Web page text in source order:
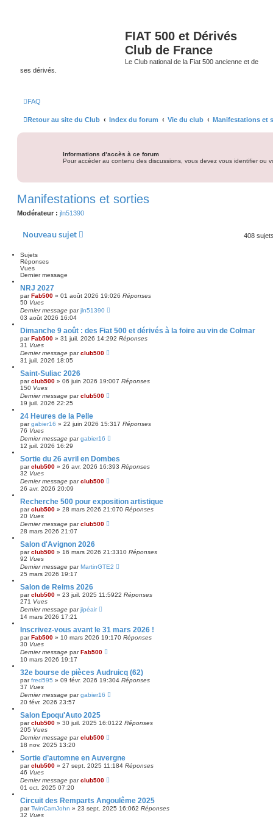
FIAT 500 et Dérivés
Club de France
Le Club national de la Fiat 500 ancienne et de
ses dérivés.
FAQ
Retour au site du Club Index du forum Vie du club Manifestations et
Informations d’accès à ce forum
Pour accéder au contenu des discussions, vous devez vous identifier ou
Manifestations et sorties
Modérateur : jln51390
Nouveau sujet 408
Sujets
Réponses
Vues
Dernier message
NRJ 2027
parFab500 » 01 août 2026 19:026 Réponses
50 Vues
Dernier message parjln51390
03 août 2026 16:04
Dimanche 9 août : des Fiat 500 et dérivés à la foire au vin de Colmar
parFab500 » 31 juil. 2026 14:292 Réponses
31 Vues
Dernier message parclub500
31 juil. 2026 18:05
Saint-Suliac 2026
parclub500 » 06 juin 2026 19:007 Réponses
150 Vues
Dernier message parclub500
19 juil. 2026 22:25
24 Heures de la Pelle
pargabier16 » 22 juin 2026 15:317 Réponses
76 Vues
Dernier message pargabier16
12 juil. 2026 16:29
Sortie du 26 avril en Dombes
parclub500 » 26 avr. 2026 16:393 Réponses
32 Vues
Dernier message parclub500
26 avr. 2026 20:09
Recherche 500 pour exposition artistique
parclub500 » 28 mars 2026 21:070 Réponses
20 Vues
Dernier message parclub500
28 mars 2026 21:07
Salon d'Avignon 2026
parclub500 » 16 mars 2026 21:3310 Réponses
92 Vues
Dernier message parMartinGTE2
25 mars 2026 19:17
Salon de Reims 2026
parclub500 » 23 juil. 2025 11:5922 Réponses
271 Vues
Dernier message parjipéair
14 mars 2026 17:21
Inscrivez-vous avant le 31 mars 2026 !
parFab500 » 10 mars 2026 19:170 Réponses
30 Vues
Dernier message parFab500
10 mars 2026 19:17
32e bourse de pièces Audruicq (62)
parfred595 » 09 févr. 2026 19:304 Réponses
37 Vues
Dernier message pargabier16
20 févr. 2026 23:57
Salon Époqu'Auto 2025
parclub500 » 30 juil. 2025 16:0122 Réponses
205 Vues
Dernier message parclub500
18 nov. 2025 13:20
Sortie d’automne en Auvergne
parclub500 » 27 sept. 2025 11:184 Réponses
46 Vues
Dernier message parclub500
01 oct. 2025 07:20
Circuit des Remparts Angoulême 2025
parTwinCamJohn » 23 sept. 2025 16:062 Réponses
32 Vues